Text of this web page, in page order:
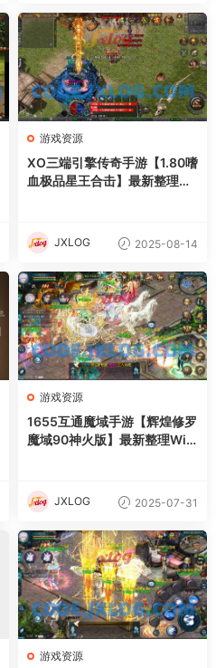
游戏资源
XO三端引擎传奇手游【1.80嗜
血极品星王合击】最新整理Wi
JXLOG 2025-08-14
游戏资源
1655互通魔域手游【辉煌修罗
魔域90神火版】最新整理Win
+视频教程
JXLOG 2025-07-31
游戏资源